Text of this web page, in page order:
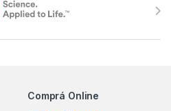
Comprá Online